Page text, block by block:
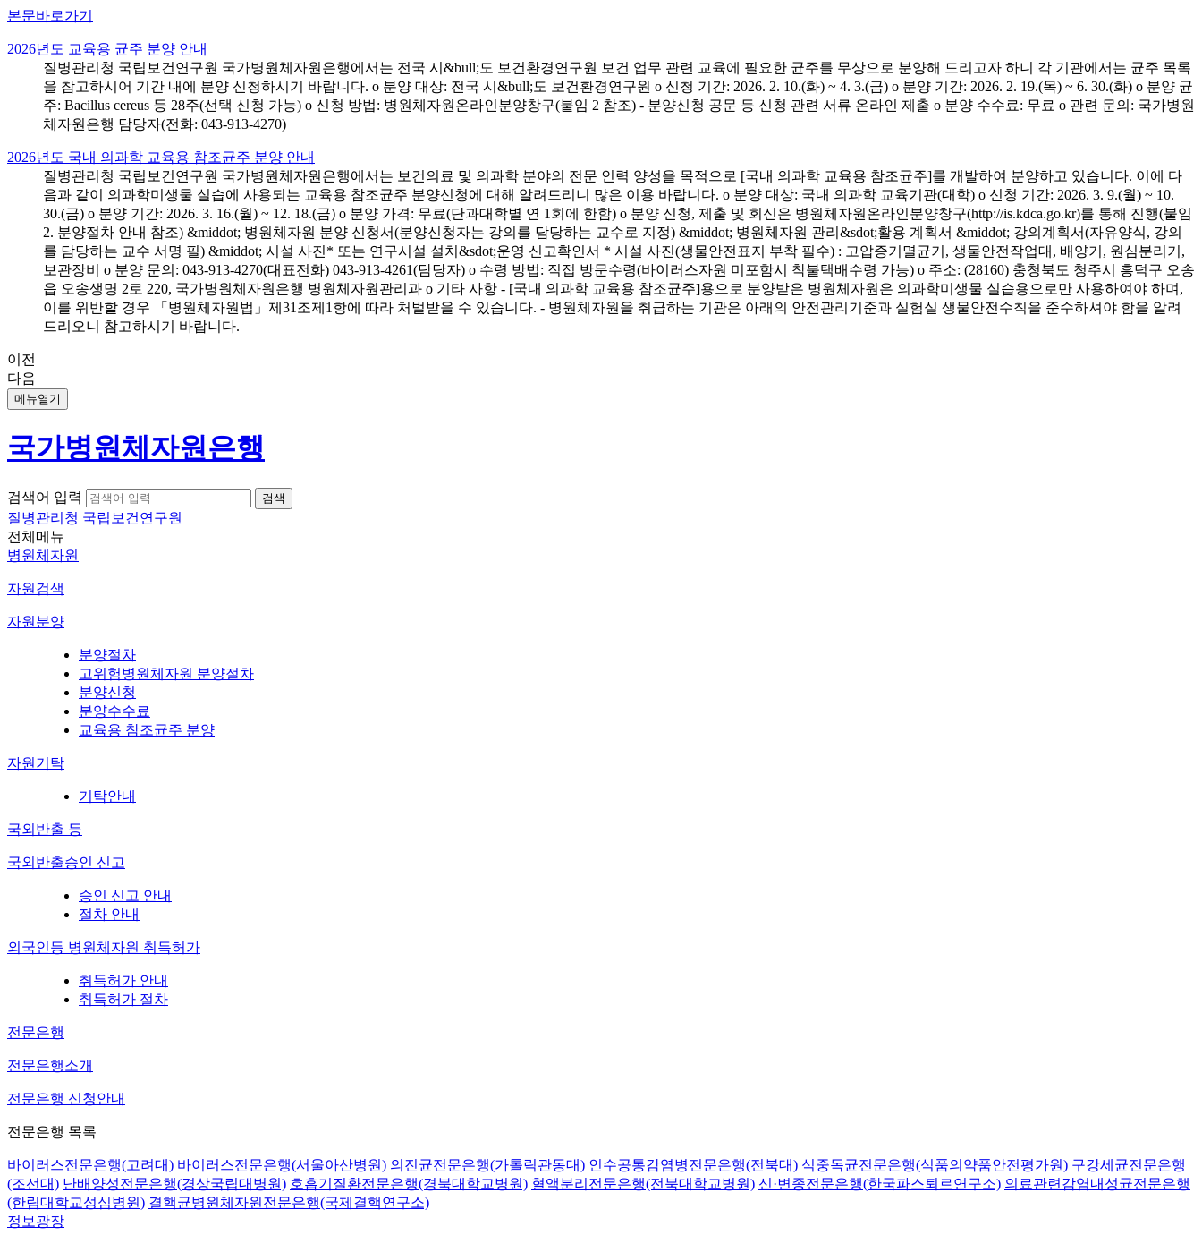
본문바로가기
2026년도 교육용 균주 분양 안내
질병관리청 국립보건연구원 국가병원체자원은행에서는 전국 시&bull;도 보건환경연구원 보건 업무 관련 교육에 필요한 균주를 무상으로 분양해 드리고자 하니 각 기관에서는 균주 목록
을 참고하시어 기간 내에 분양 신청하시기 바랍니다. o 분양 대상: 전국 시&bull;도 보건환경연구원 o 신청 기간: 2026. 2. 10.(화) ~ 4. 3.(금) o 분양 기간: 2026. 2. 19.(목) ~ 6. 30.(화) o 분양 균
주: Bacillus cereus 등 28주(선택 신청 가능) o 신청 방법: 병원체자원온라인분양창구(붙임 2 참조) - 분양신청 공문 등 신청 관련 서류 온라인 제출 o 분양 수수료: 무료 o 관련 문의: 국가병원
체자원은행 담당자(전화: 043-913-4270)
2026년도 국내 의과학 교육용 참조균주 분양 안내
질병관리청 국립보건연구원 국가병원체자원은행에서는 보건의료 및 의과학 분야의 전문 인력 양성을 목적으로 [국내 의과학 교육용 참조균주]를 개발하여 분양하고 있습니다. 이에 다
음과 같이 의과학미생물 실습에 사용되는 교육용 참조균주 분양신청에 대해 알려드리니 많은 이용 바랍니다. o 분양 대상: 국내 의과학 교육기관(대학) o 신청 기간: 2026. 3. 9.(월) ~ 10.
30.(금) o 분양 기간: 2026. 3. 16.(월) ~ 12. 18.(금) o 분양 가격: 무료(단과대학별 연 1회에 한함) o 분양 신청, 제출 및 회신은 병원체자원온라인분양창구(http://is.kdca.go.kr)를 통해 진행(붙임
2. 분양절차 안내 참조) &middot; 병원체자원 분양 신청서(분양신청자는 강의를 담당하는 교수로 지정) &middot; 병원체자원 관리&sdot;활용 계획서 &middot; 강의계획서(자유양식, 강의
를 담당하는 교수 서명 필) &middot; 시설 사진* 또는 연구시설 설치&sdot;운영 신고확인서 * 시설 사진(생물안전표지 부착 필수) : 고압증기멸균기, 생물안전작업대, 배양기, 원심분리기,
보관장비 o 분양 문의: 043-913-4270(대표전화) 043-913-4261(담당자) o 수령 방법: 직접 방문수령(바이러스자원 미포함시 착불택배수령 가능) o 주소: (28160) 충청북도 청주시 흥덕구 오송
읍 오송생명 2로 220, 국가병원체자원은행 병원체자원관리과 o 기타 사항 - [국내 의과학 교육용 참조균주]용으로 분양받은 병원체자원은 의과학미생물 실습용으로만 사용하여야 하며,
이를 위반할 경우 「병원체자원법」제31조제1항에 따라 처벌받을 수 있습니다. - 병원체자원을 취급하는 기관은 아래의 안전관리기준과 실험실 생물안전수칙을 준수하셔야 함을 알려
드리오니 참고하시기 바랍니다.
이전
다음
메뉴열기
국가병원체자원은행
검색어 입력
질병관리청 국립보건연구원
전체메뉴
병원체자원
자원검색
자원분양
분양절차
고위험병원체자원 분양절차
분양신청
분양수수료
교육용 참조균주 분양
자원기탁
기탁안내
국외반출 등
국외반출승인 신고
승인 신고 안내
절차 안내
외국인등 병원체자원 취득허가
취득허가 안내
취득허가 절차
전문은행
전문은행소개
전문은행 신청안내
전문은행 목록
바이러스전문은행(고려대) 바이러스전문은행(서울아산병원) 의진균전문은행(가톨릭관동대) 인수공통감염병전문은행(전북대) 식중독균전문은행(식품의약품안전평가원) 구강세균전문은행
(조선대) 난배양성전문은행(경상국립대병원) 호흡기질환전문은행(경북대학교병원) 혈액분리전문은행(전북대학교병원) 신·변종전문은행(한국파스퇴르연구소) 의료관련감염내성균전문은행
(한림대학교성심병원) 결핵균병원체자원전문은행(국제결핵연구소)
정보광장